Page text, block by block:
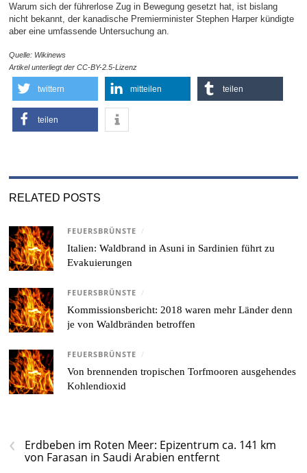
Warum sich der führerlose Zug in Bewegung gesetzt hat, ist bislang
nicht bekannt, der kanadische Premierminister Stephen Harper kündigte
aber eine umfassende Untersuchung an.
Quelle: Wikinews
Artikel unterliegt der CC-BY-2.5-Lizenz
twittern mitteilen teilen
teilen
RELATED POSTS
FEUERSBRÜNSTE /
Italien: Waldbrand in Asuni in Sardinien führt zu
Evakuierungen
FEUERSBRÜNSTE /
Kommissionsbericht: 2018 waren mehr Länder denn
je von Waldbränden betroffen
FEUERSBRÜNSTE /
Von brennenden tropischen Torfmooren ausgehendes
Kohlendioxid
‹
Erdbeben im Roten Meer: Epizentrum ca. 141 km
von Farasan in Saudi Arabien entfernt